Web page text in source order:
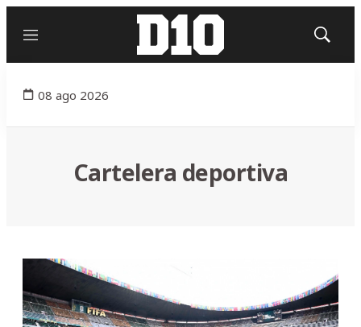
Menú
Mostrar
08 ago 2026
Cartelera deportiva